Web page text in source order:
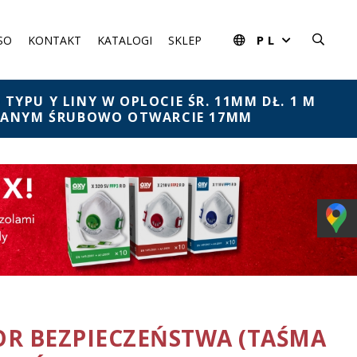
PL
KONTAKT KATALOGI SKLEP
Y LINY W OPLOCIE ŚR. 11MM DŁ. 1 M
ŚRUBOWO OTWARCIE 17MM
BEZPIECZEŃSTWA (TAŚMA